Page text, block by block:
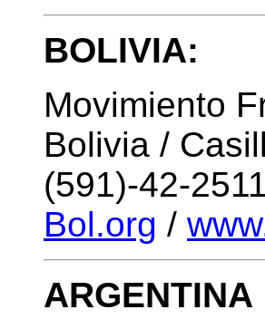
BOLIVIA:
Movimiento
Bolivia /
(591)-42-
Bol.org /
ARGENTINA